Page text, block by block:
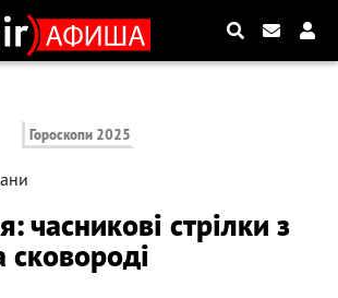
Гороскопи 2025
часникові стрілки з